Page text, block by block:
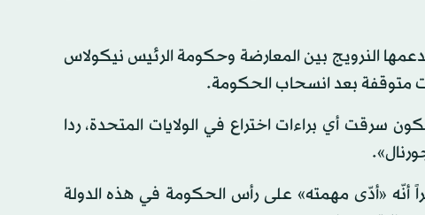
النرويج بين المعارضة وحكومة الرئيس نيكولاس
متوقفة بعد انسحاب الحكومة.
سرقت أي براءات اختراع في الولايات المتحدة، ردا
أنّه «أدّى مهمته» على رأس الحكومة في هذه الدولة